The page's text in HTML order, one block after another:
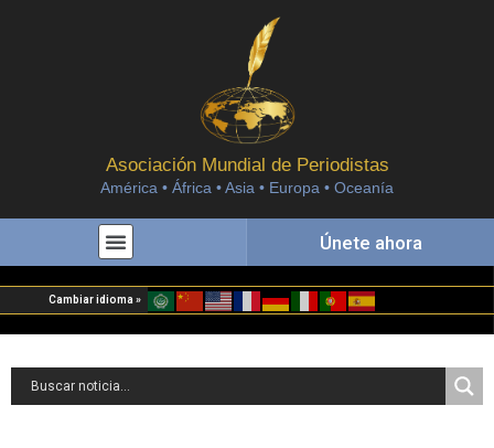
Asociación Mundial de Periodistas
América • África • Asia • Europa • Oceanía
Únete ahora
Cambiar idioma »